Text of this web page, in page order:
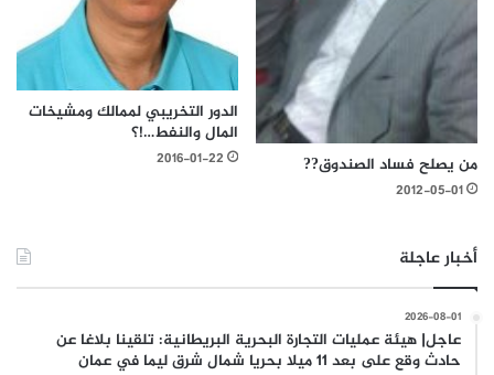
من يصلح فساد الصندوق??
2012-05-01
الدور التخريبي لممالك ومشيخات
المال والنفط…!؟
2016-01-22
أخبار عاجلة
2026-08-01
عاجل| هيئة عمليات التجارة البحرية البريطانية: تلقينا بلاغا عن
حادث وقع على بعد 11 ميلا بحريا شمال شرق ليما في عمان